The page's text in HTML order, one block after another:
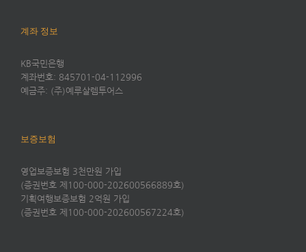
계좌 정보
KB국민은행
계좌번호: 845701-04-112996
예금주: (주)예루살렘투어스
보증보험
영업보증보험 3천만원 가입
(증권번호 제100-000-202600566889호)
기획여행보증보험 2억원 가입
(증권번호 제100-000-202600567224호)